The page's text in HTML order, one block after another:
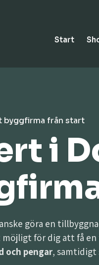
Start
byggfirma från start
i
göra en
möjligt för dig att få
och pengar, samtidigt